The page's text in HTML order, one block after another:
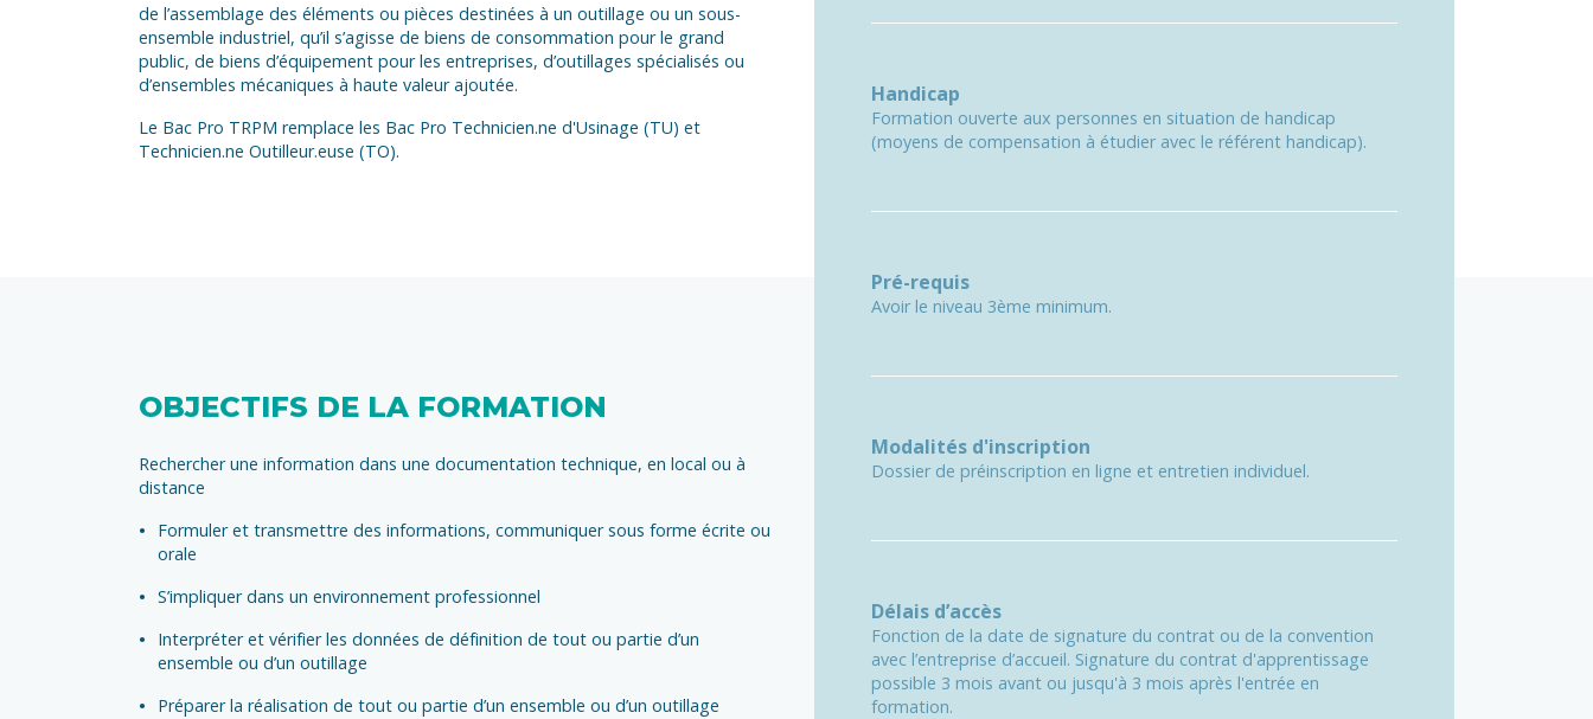
de l’assemblage des éléments ou pièces destinées à un outillage ou un sous-
ensemble industriel, qu’il s’agisse de biens de consommation pour le grand
public, de biens d’équipement pour les entreprises, d’outillages spécialisés ou
d’ensembles mécaniques à haute valeur ajoutée.
Le Bac Pro TRPM remplace les Bac Pro Technicien.ne d'Usinage (TU) et
Technicien.ne Outilleur.euse (TO).
OBJECTIFS DE LA FORMATION
Rechercher une information dans une documentation technique, en local ou à
distance
Formuler et transmettre des informations, communiquer sous forme écrite ou
orale
S’impliquer dans un environnement professionnel
Interpréter et vérifier les données de définition de tout ou partie d’un
ensemble ou d’un outillage
Préparer la réalisation de tout ou partie d’un ensemble ou d’un outillage
Handicap
Formation ouverte aux personnes en situation de handicap
(moyens de compensation à étudier avec le référent handicap).
Pré-requis
Avoir le niveau 3ème minimum.
Modalités d'inscription
Dossier de préinscription en ligne et entretien individuel.
Délais d’accès
Fonction de la date de signature du contrat ou de la convention
avec l’entreprise d’accueil. Signature du contrat d'apprentissage
possible 3 mois avant ou jusqu'à 3 mois après l'entrée en
formation.